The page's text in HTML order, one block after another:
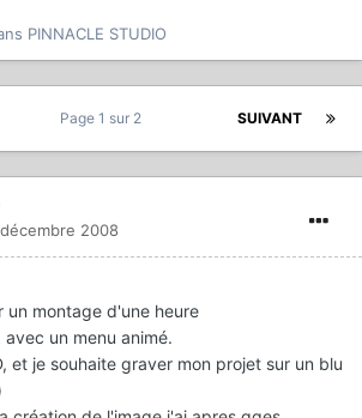
PINNACLE STUDIO
SUIVANT
Page 1 sur 2
2008
un montage d'une heure
un menu animé.
et je souhaite graver mon projet sur un blu